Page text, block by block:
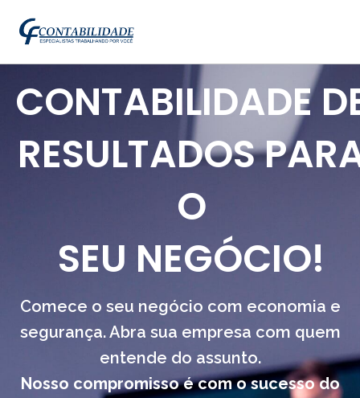
CONTABILIDADE
RESULTADOS
O
SEU NEGÓCIO!
Comece o seu negócio com economia e
segurança. Abra sua empresa com quem
entende do assunto.
Nosso compromisso é com o sucesso do